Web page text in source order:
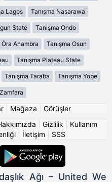
Lagos Tanışma Nasarawa
State Tanışma Ondo
Ȯra Anambra Tanışma Osun
Tanışma Plateau State
Tanışma Taraba Tanışma Yobe
Mağaza
Görüşler
Gizlilik
Kullanım
| İletişim SSS
Ağı – United We